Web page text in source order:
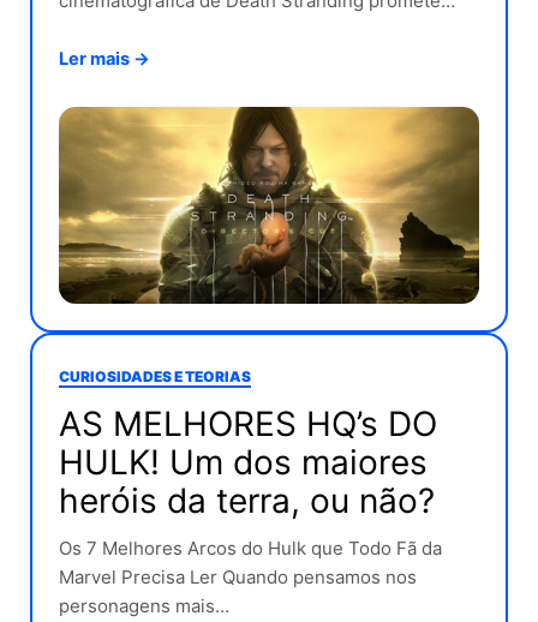
Ler mais →
CURIOSIDADES E TEORIAS
AS MELHORES HQ’s DO
HULK! Um dos maiores
heróis da terra, ou não?
Os 7 Melhores Arcos do Hulk que Todo Fã da
Marvel Precisa Ler Quando pensamos nos
personagens mais…